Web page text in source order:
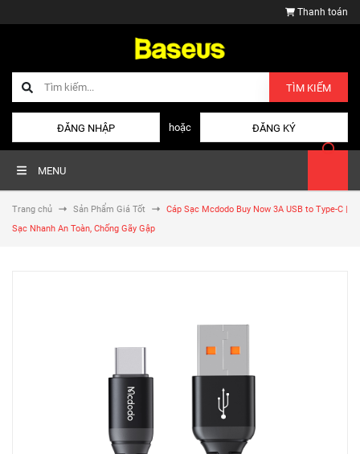
Thanh toán
TÌM KIẾM
ĐĂNG NHẬP hoặc ĐĂNG KÝ
MENU
Trang chủ Sản Phẩm Giá Tốt
Cáp Sạc Mcdodo Buy Now 3A USB to Type-C |
Sạc Nhanh An Toàn, Chống Gãy Gập